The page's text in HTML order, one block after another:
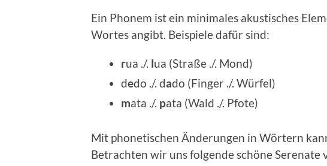
Ein Pho­nem ist ein mini­ma­les akus­ti­sches
Wor­tes angibt. Bei­spie­le dafür sind:
rua ./. lua (Stra­ße ./. Mond)
dedo ./. dado (Fin­ger ./. Würfel)
mata ./. pata (Wald ./. Pfote)
Mit pho­ne­ti­schen Ände­run­gen in Wör­tern
Betrach­ten wir uns fol­gen­de schö­ne Sere­na­te